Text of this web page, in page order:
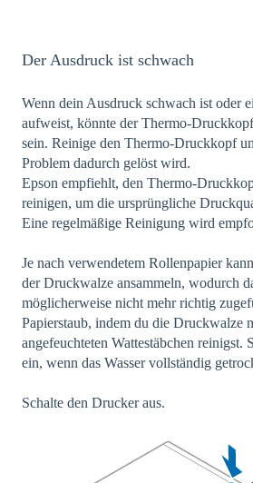
Der Ausdruck ist schwach
Wenn dein Ausdruck schwach ist oder
aufweist, könnte der Thermo-
sein. Reinige den Thermo-Druckkopf
Problem dadurch gelöst wird.
Epson empfiehlt, den Thermo-
reinigen, um die ursprüngliche
Eine regelmäßige Reinigung wird
Je nach verwendetem Rollenpapier
der Druckwalze ansammeln, wodurch
möglicherweise nicht mehr richtig
Papierstaub, indem du die Druckwalze
angefeuchteten Wattestäbchen reinigst.
ein, wenn das Wasser vollständig
Schalte den Drucker aus.